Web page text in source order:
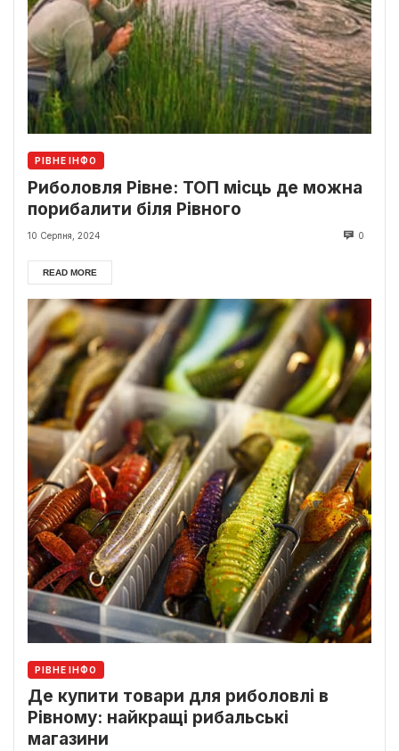
РІВНЕ ІНФО
Риболовля Рівне: ТОП місць де можна
порибалити біля Рівного
10 Серпня, 2024 0
READ MORE
РІВНЕ ІНФО
Де купити товари для риболовлі в
Рівному: найкращі рибальські
магазини